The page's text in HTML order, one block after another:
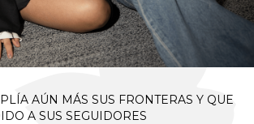
AÚN MÁS SUS FRONTERAS Y QUE
A SUS SEGUIDORES